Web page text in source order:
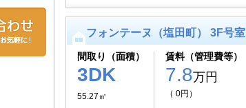
フォンテーヌ（塩田町） 3F号室
間取り（面積）
3DK
55.27㎡
賃料（管理費等）
7.8万円
（ 0円）